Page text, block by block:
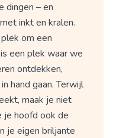
dingen – en
inkt en kralen.
om een
een plek waar we
ontdekken,
hand gaan. Terwijl
maak je niet
je hoofd ook de
je eigen briljante